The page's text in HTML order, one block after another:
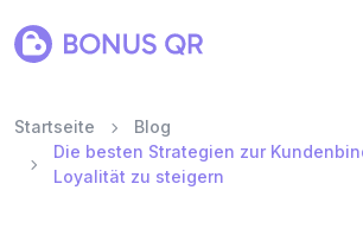
Startseite
Blog
Die besten Strategien zur
Loyalität zu steigern